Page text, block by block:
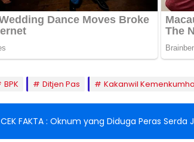
BPK Ditjen Pas Kakanwil
CEK FAKTA : Oknum yang Diduga Peras Serda